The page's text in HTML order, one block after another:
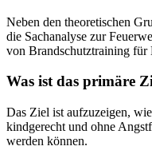
Neben den theoretischen
die Sachanalyse zur
von Brandschutztraining für
Was ist das primäre
Das Ziel ist aufzuzeigen,
kindgerecht und ohne
werden können.